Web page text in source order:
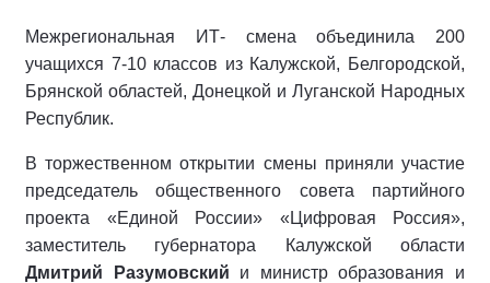
Межрегиональная ИТ- смена объединила 200
учащихся 7-10 классов из Калужской, Белгородской,
Брянской областей, Донецкой и Луганской Народных
Республик.
В торжественном открытии смены приняли участие
председатель общественного совета партийного
проекта «Единой России» «Цифровая Россия»,
заместитель губернатора Калужской области
Дмитрий Разумовский и министр образования и